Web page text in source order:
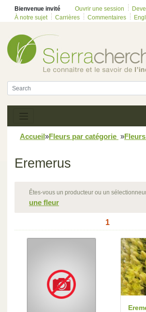
Bienvenue invité Ouvrir une session
À notre sujet
Carrières Commentaires
Accueil»Fleurs par catégorie »Fleurs
Eremerus
Êtes-vous un producteur ou un
une fleur
1